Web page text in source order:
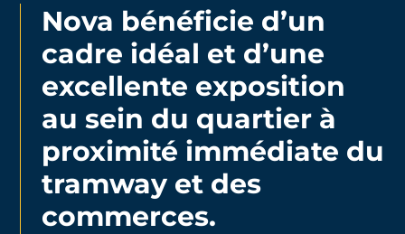
Nova bénéficie d’un
cadre idéal et d’une
excellente exposition
au sein du quartier à
proximité immédiate du
tramway et des
commerces.